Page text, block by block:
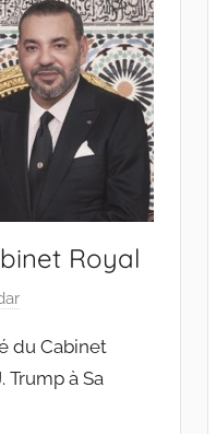
Royal
du Cabinet
Trump à Sa